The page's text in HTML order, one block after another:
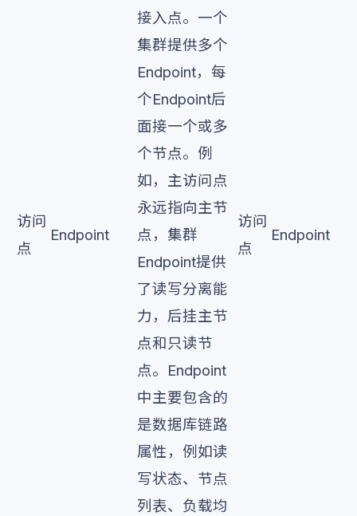
访问
点
Endpoint
接入点。一个
集群提供多个
Endpoint，每
个Endpoint后
面接一个或多
个节点。例
如，主访问点
永远指向主节
点，集群
Endpoint提供
了读写分离能
力，后挂主节
点和只读节
点。Endpoint
中主要包含的
是数据库链路
属性，例如读
写状态、节点
列表、负载均
访问
点
Endpoint